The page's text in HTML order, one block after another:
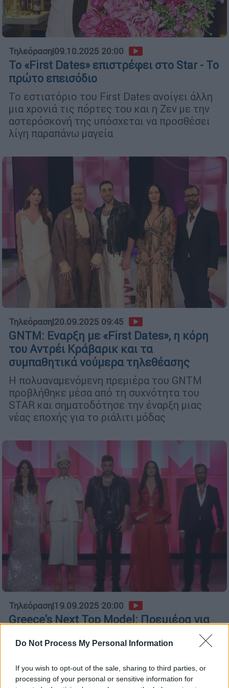
Do Not Process My Personal Information
If you wish to opt-out of the sale, sharing to third parties, or
processing of your personal or sensitive information for
Τηλεόραση|09.10.2025 20:00
Το «First Dates» επιστρέφει στο Star - Το
πρώτο επεισόδιο
Το εστιατόριο του First Dates ανοίγει άλλη
μια χρονιά τις πόρτες του και η Ζεν με την
αστερόσκονή της υπόσχεται να προσθέσει
λίγη παραπάνω μαγεία
Τηλεόραση|20.09.2025 09:45
GNTM: Εναρξη με «First Dates», η κόρη
του Αντρέι Κράβαρικ και τα
συμπαθητικά νούμερα τηλεθέασης
Η πολυαναμενόμενη πρεμιέρα του GNTM
προβλήθηκε μέσα από τη συχνότητα του
STAR και σηματοδότησε την έναρξη μιας
νέας εποχής για το ριάλιτι μόδας
Τηλεόραση|19.09.2025 20:00
Greece's Next Top Model: Πρεμιέρα για
Ηλιάνα Παπαγεωργίου
Με τους Λάκη Γαβαλά, Άγγελο Μπράτη,
Ζενεβιέβ Μαζαρί και Έντι Γαβριηλίδη στην